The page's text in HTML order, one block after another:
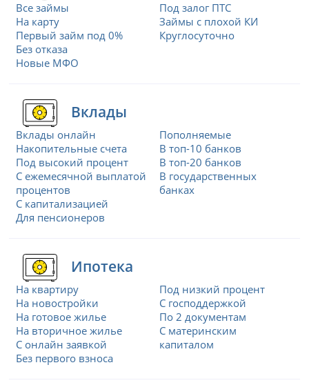
Все займы
На карту
Первый займ под 0%
Без отказа
Новые МФО
Под залог ПТС
Займы с плохой КИ
Круглосуточно
Вклады
Вклады онлайн
Накопительные счета
Под высокий процент
С ежемесячной выплатой
процентов
С капитализацией
Для пенсионеров
Пополняемые
В топ-10 банков
В топ-20 банков
В государственных
банках
Ипотека
На квартиру
На новостройки
На готовое жилье
На вторичное жилье
С онлайн заявкой
Без первого взноса
Под низкий процент
С господдержкой
По 2 документам
С материнским
капиталом